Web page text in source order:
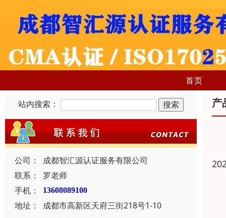
首页
站内搜索：
公司：
成都智汇源认证服务有限公司
联系：
罗老师
手机：
13608089100
地址：
成都市高新区天府三街218号1-10
产